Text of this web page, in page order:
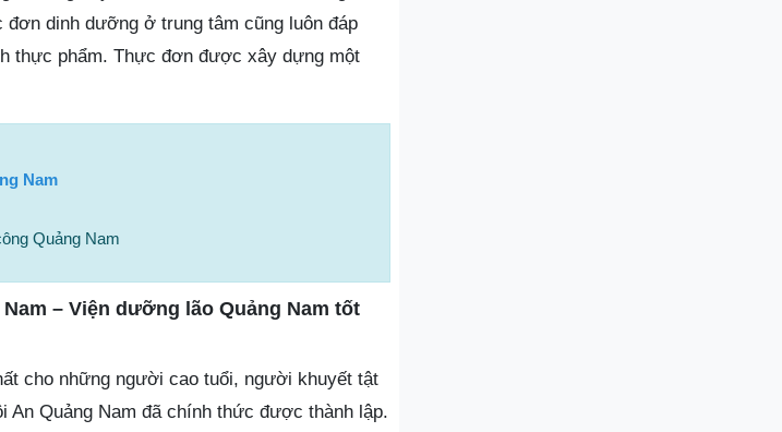
dinh dưỡng ở trung tâm cũng luôn đáp
thực phẩm. Thực đơn được xây dựng một
Nam
Quảng Nam
– Viện dưỡng lão Quảng Nam tốt
cho những người cao tuổi, người khuyết tật
An Quảng Nam đã chính thức được thành lập.